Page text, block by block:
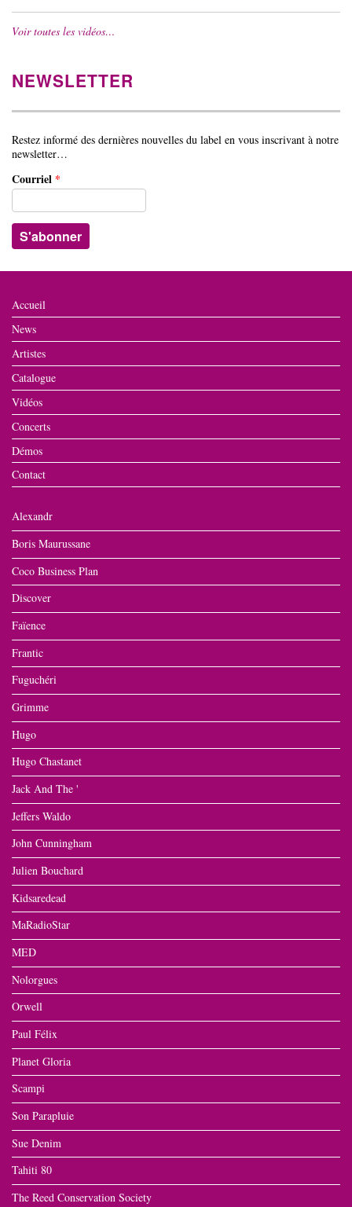
Voir toutes les vidéos…
NEWSLETTER
Restez informé des dernières nouvelles du label en vous inscrivant à notre
newsletter…
Courriel *
Accueil
News
Artistes
Catalogue
Vidéos
Concerts
Démos
Contact
Alexandr
Boris Maurussane
Coco Business Plan
Discover
Faïence
Frantic
Fuguchéri
Grimme
Hugo
Hugo Chastanet
Jack And The '
Jeffers Waldo
John Cunningham
Julien Bouchard
Kidsaredead
MaRadioStar
MED
Nolorgues
Orwell
Paul Félix
Planet Gloria
Scampi
Son Parapluie
Sue Denim
Tahiti 80
The Reed Conservation Society